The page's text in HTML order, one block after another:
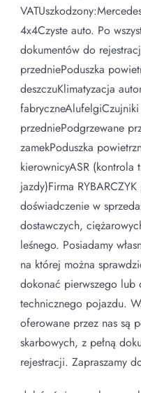
4x4Czyste auto. Po
dokumentów do
przedniePoduszka
deszczuKlimatyzacja
przedniePodgrzewane
zamekPoduszka
kierownicyASR (kontrola
jazdy)Firma
doświadczenie w
dostawczych,
leśnego. Posiadamy
na której można
dokonać pierwszego lub
technicznego pojazdu.
oferowane przez nas są
skarbowych, z pełną
rejestracji. Zapraszamy